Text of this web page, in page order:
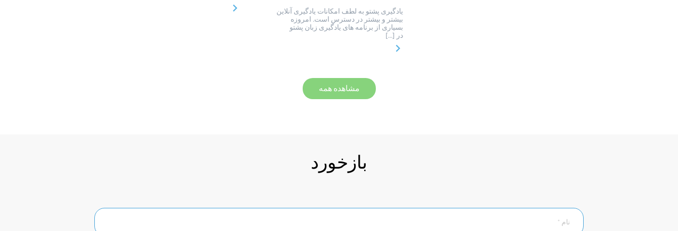
یادگیری پشتو به لطف امکانات یادگیری آنلاین
بیشتر و بیشتر در دسترس است. امروزه
بسیاری از برنامه های یادگیری زبان پشتو
در […]
مشاهده همه
بازخورد